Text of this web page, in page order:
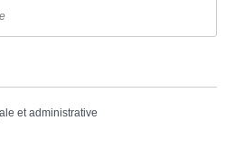
et administrative